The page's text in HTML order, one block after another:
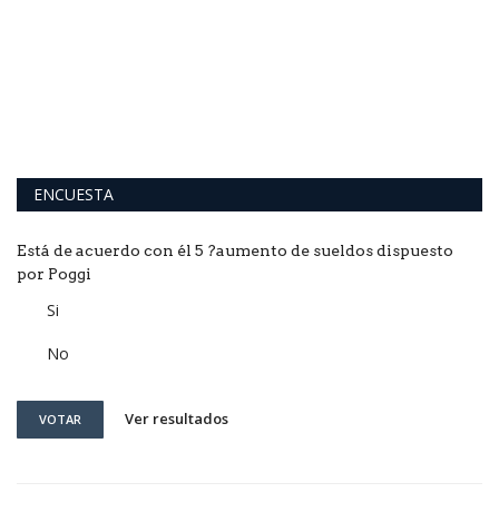
ENCUESTA
Está de acuerdo con él 5 ?aumento de sueldos dispuesto
por Poggi
Si
No
VOTAR Ver resultados